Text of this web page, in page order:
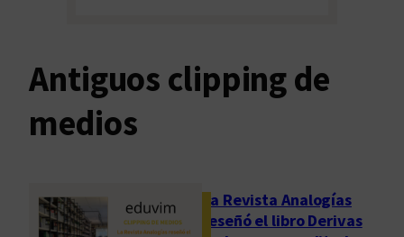
Antiguos clipping de
medios
La Revista Analogías
reseñó el libro Derivas